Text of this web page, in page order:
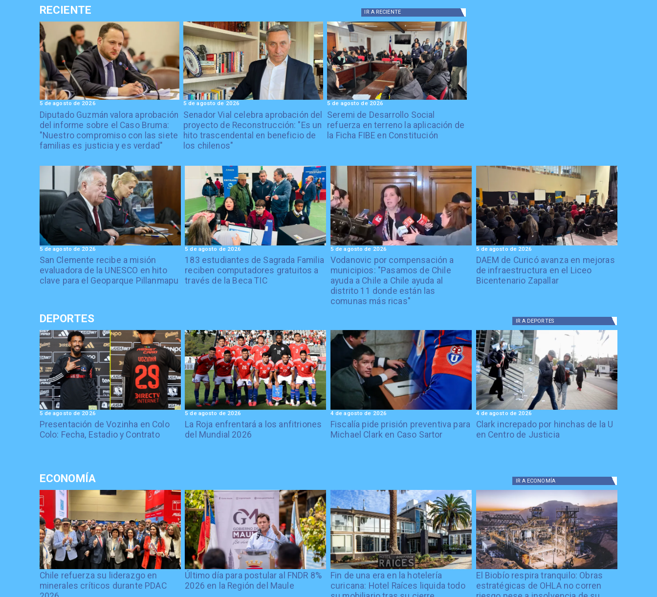
RECIENTE IR A RECIENTE
Diputado Guzmán valora aprobación
del informe sobre el Caso Bruma:
"Nuestro compromiso con las siete
familias es justicia y es verdad"
5 de agosto de 2026
Senador Vial celebra aprobación del
proyecto de Reconstrucción: "Es un
hito trascendental en beneficio de
los chilenos"
5 de agosto de 2026
Seremi de Desarrollo Social
refuerza en terreno la aplicación de
la Ficha FIBE en Constitución
5 de agosto de 2026
San Clemente recibe a misión
evaluadora de la UNESCO en hito
clave para el Geoparque Pillanmapu
5 de agosto de 2026
183 estudiantes de Sagrada Familia
reciben computadores gratuitos a
través de la Beca TIC
5 de agosto de 2026
Vodanovic por compensación a
municipios: "Pasamos de Chile
ayuda a Chile a Chile ayuda al
distrito 11 donde están las
comunas más ricas"
5 de agosto de 2026
DAEM de Curicó avanza en mejoras
de infraestructura en el Liceo
Bicentenario Zapallar
5 de agosto de 2026
DEPORTES IR A DEPORTES
Presentación de Vozinha en Colo
Colo: Fecha, Estadio y Contrato
5 de agosto de 2026
La Roja enfrentará a los anfitriones
del Mundial 2026
5 de agosto de 2026
Fiscalía pide prisión preventiva para
Michael Clark en Caso Sartor
4 de agosto de 2026
Clark increpado por hinchas de la U
en Centro de Justicia
4 de agosto de 2026
ECONOMÍA IR A ECONOMÍA
Chile refuerza su liderazgo en
minerales críticos durante PDAC
Último día para postular al FNDR 8%
2026 en la Región del Maule
Fin de una era en la hotelería
curicana: Hotel Raíces liquida todo
El Biobío respira tranquilo: Obras
estratégicas de OHLA no corren